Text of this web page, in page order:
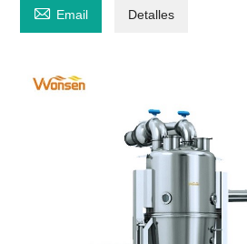
 Email Detalles